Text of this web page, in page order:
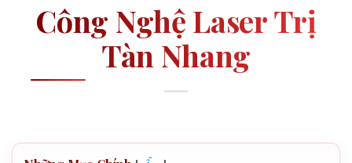
Công Nghệ Laser Trị
Tàn Nhang